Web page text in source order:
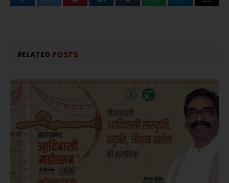
FacebookTwitterPinterestLinkedInTumblrWhatsAppTelegramEmail
RELATED POSTS